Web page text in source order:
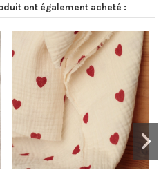
ont également acheté :